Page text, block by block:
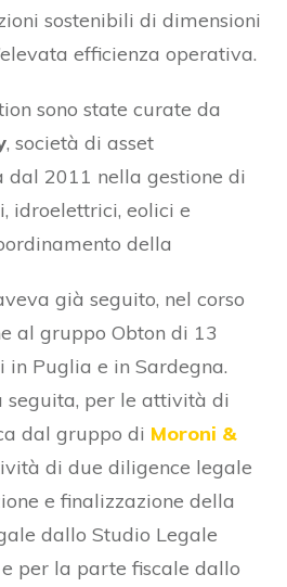
sostenibili di dimensioni
efficienza operativa.
sono state curate da
, società di asset
2011 nella gestione di
idroelettrici, eolici e
della
già seguito, nel corso
al gruppo Obton di 13
Puglia e in Sardegna.
seguita, per le attività di
dal gruppo di Moroni &
di due diligence legale
e finalizzazione della
dallo Studio Legale
per la parte fiscale dallo